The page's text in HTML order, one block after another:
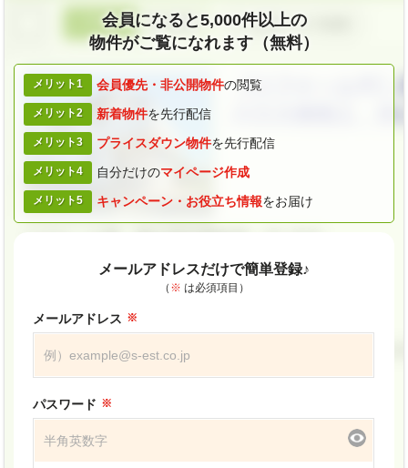
会員になると5,000件以上の
物件がご覧になれます（無料）
メリット1 会員優先・非公開物件の閲覧
メリット2 新着物件を先行配信
メリット3 プライスダウン物件を先行配信
メリット4 自分だけのマイページ作成
メリット5 キャンペーン・ お役立ち情報をお届け
メールアドレスだけで簡単登録♪
（ ※ は必須項目）
メールアドレス
パスワード